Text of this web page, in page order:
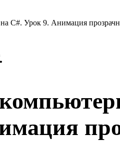
C#. Урок 9. Анимация